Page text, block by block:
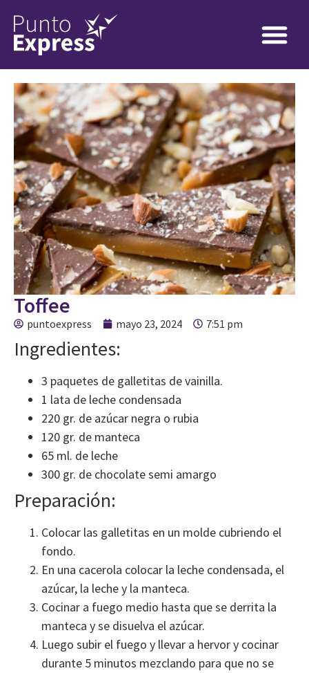
Toffee
puntoexpress mayo 23, 2024 7:51 pm
Ingredientes:
3 paquetes de galletitas de vainilla.
1 lata de leche condensada
220 gr. de azúcar negra o rubia
120 gr. de manteca
65 ml. de leche
300 gr. de chocolate semi amargo
Preparación:
Colocar las galletitas en un molde cubriendo el
fondo.
En una cacerola colocar la leche condensada, el
azúcar, la leche y la manteca.
Cocinar a fuego medio hasta que se derrita la
manteca y se disuelva el azúcar.
Luego subir el fuego y llevar a hervor y cocinar
durante 5 minutos mezclando para que no se